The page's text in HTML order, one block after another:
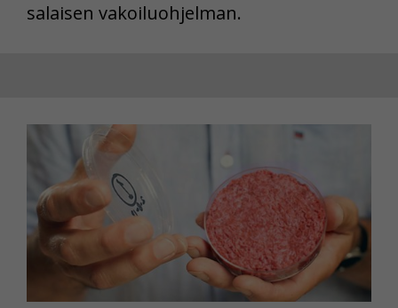
salaisen vakoiluohjelman.